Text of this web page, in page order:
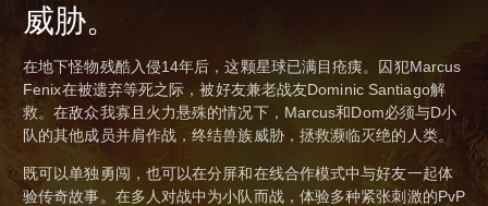
威胁。
在地下怪物残酷入侵14年后，这颗星球已满目疮痍。囚犯Marcus
Fenix在被遗弃等死之际，被好友兼老战友Dominic Santiago解
救。在敌众我寡且火力悬殊的情况下，Marcus和Dom必须与D小
队的其他成员并肩作战，终结兽族威胁，拯救濒临灭绝的人类。
既可以单独勇闯，也可以在分屏和在线合作模式中与好友一起体
验传奇故事。在多人对战中为小队而战，体验多种紧张刺激的PvP